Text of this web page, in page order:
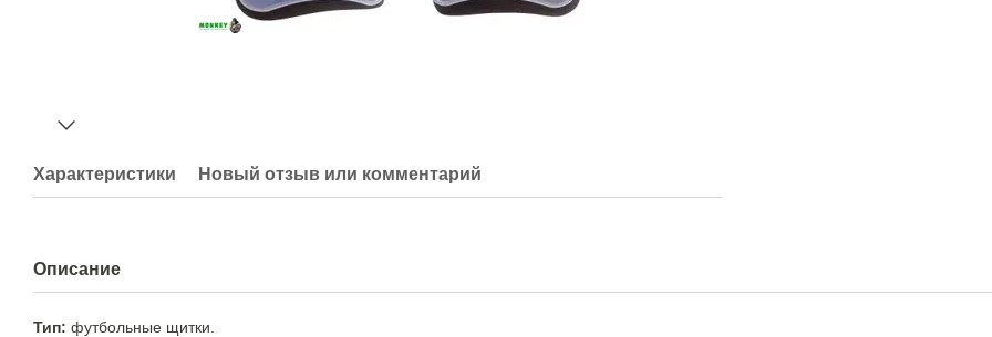
Характеристики Новый отзыв или комментарий
Описание
Тип: футбольные щитки.